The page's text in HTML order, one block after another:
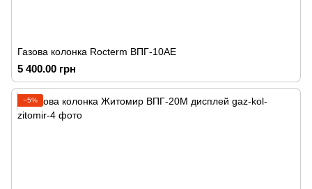
Газова колонка Rocterm ВПГ-10АЕ
5 400.00 грн
−5%